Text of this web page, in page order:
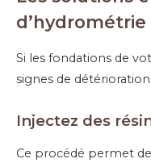
d’hydrométrie
Si les fondations de
signes de
Injectez des
Ce procédé permet